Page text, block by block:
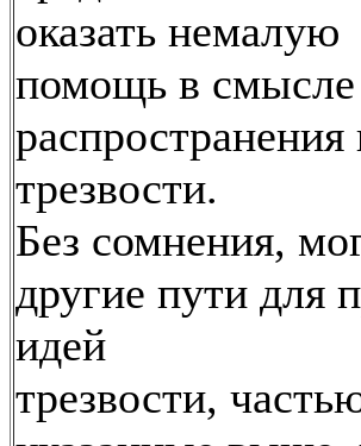
оказать немалую
помощь в смысле
распространения
трезвости.
Без сомнения,
другие пути для
идей
трезвости,